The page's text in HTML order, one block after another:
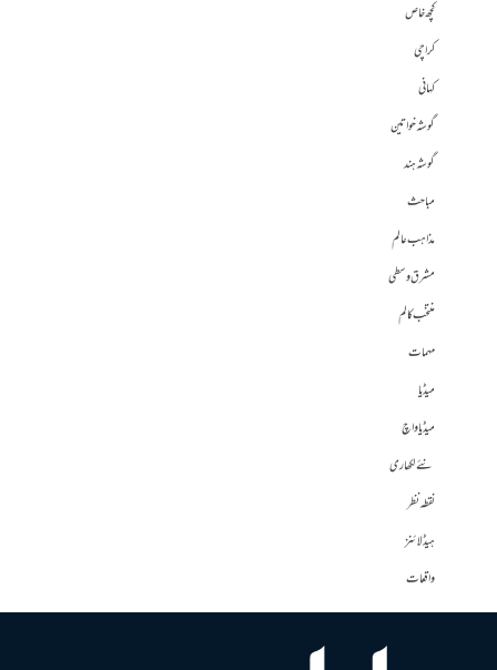
کچھ خاص
کراچی
کہانی
گوشہ خواتین
گوشہ ہند
مباحث
مذاہب عالم
مشرق وسطی
منتخب کالم
مہمات
میڈیا
میڈیا واچ
نئے لکھاری
نقطہ نظر
ہیڈلائنز
واقعات